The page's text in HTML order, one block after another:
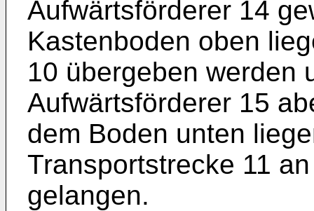
Aufwärtsförderer 14
Kastenboden oben
10 übergeben werden
Aufwärtsförderer 15
dem Boden unten
Transportstrecke 11
gelangen.